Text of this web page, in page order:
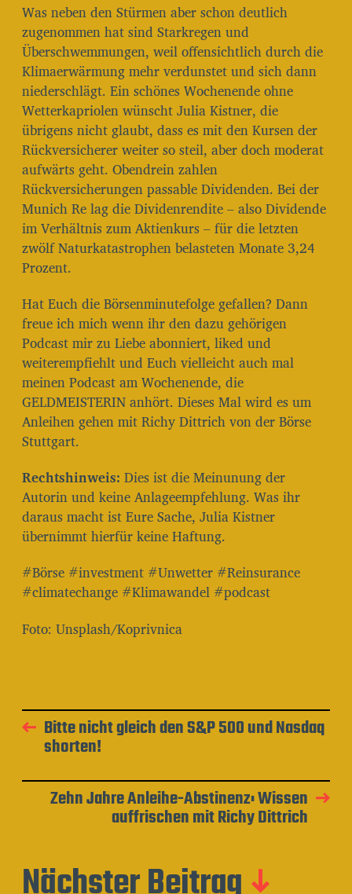
Was neben den Stürmen aber schon deutlich
zugenommen hat sind Starkregen und
Überschwemmungen, weil offensichtlich durch die
Klimaerwärmung mehr verdunstet und sich dann
niederschlägt. Ein schönes Wochenende ohne
Wetterkapriolen wünscht Julia Kistner, die
übrigens nicht glaubt, dass es mit den Kursen der
Rückversicherer weiter so steil, aber doch moderat
aufwärts geht. Obendrein zahlen
Rückversicherungen passable Dividenden. Bei der
Munich Re lag die Dividenrendite – also Dividende
im Verhältnis zum Aktienkurs – für die letzten
zwölf Naturkatastrophen belasteten Monate 3,24
Prozent.
Hat Euch die Börsenminutefolge gefallen? Dann
freue ich mich wenn ihr den dazu gehörigen
Podcast mir zu Liebe abonniert, liked und
weiterempfiehlt und Euch vielleicht auch mal
meinen Podcast am Wochenende, die
GELDMEISTERIN anhört. Dieses Mal wird es um
Anleihen gehen mit Richy Dittrich von der Börse
Stuttgart.
Rechtshinweis: Dies ist die Meinunung der
Autorin und keine Anlageempfehlung. Was ihr
daraus macht ist Eure Sache, Julia Kistner
übernimmt hierfür keine Haftung.
#Börse #investment #Unwetter #Reinsurance
#climatechange #Klimawandel #podcast
Foto: Unsplash/Koprivnica
Bitte nicht gleich den S&P 500 und Nasdaq
shorten!
Zehn Jahre Anleihe-Abstinenz: Wissen
auffrischen mit Richy Dittrich